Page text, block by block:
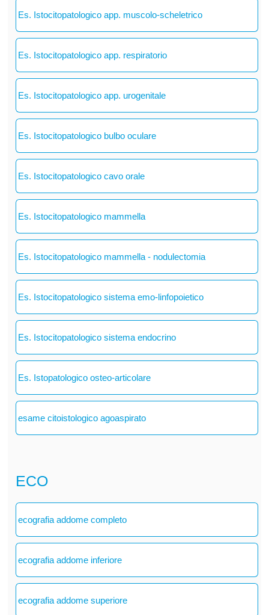
Es. Istocitopatologico app. muscolo-scheletrico
Es. Istocitopatologico app. respiratorio
Es. Istocitopatologico app. urogenitale
Es. Istocitopatologico bulbo oculare
Es. Istocitopatologico cavo orale
Es. Istocitopatologico mammella
Es. Istocitopatologico mammella - nodulectomia
Es. Istocitopatologico sistema emo-linfopoietico
Es. Istocitopatologico sistema endocrino
Es. Istopatologico osteo-articolare
esame citoistologico agoaspirato
ECO
ecografia addome completo
ecografia addome inferiore
ecografia addome superiore